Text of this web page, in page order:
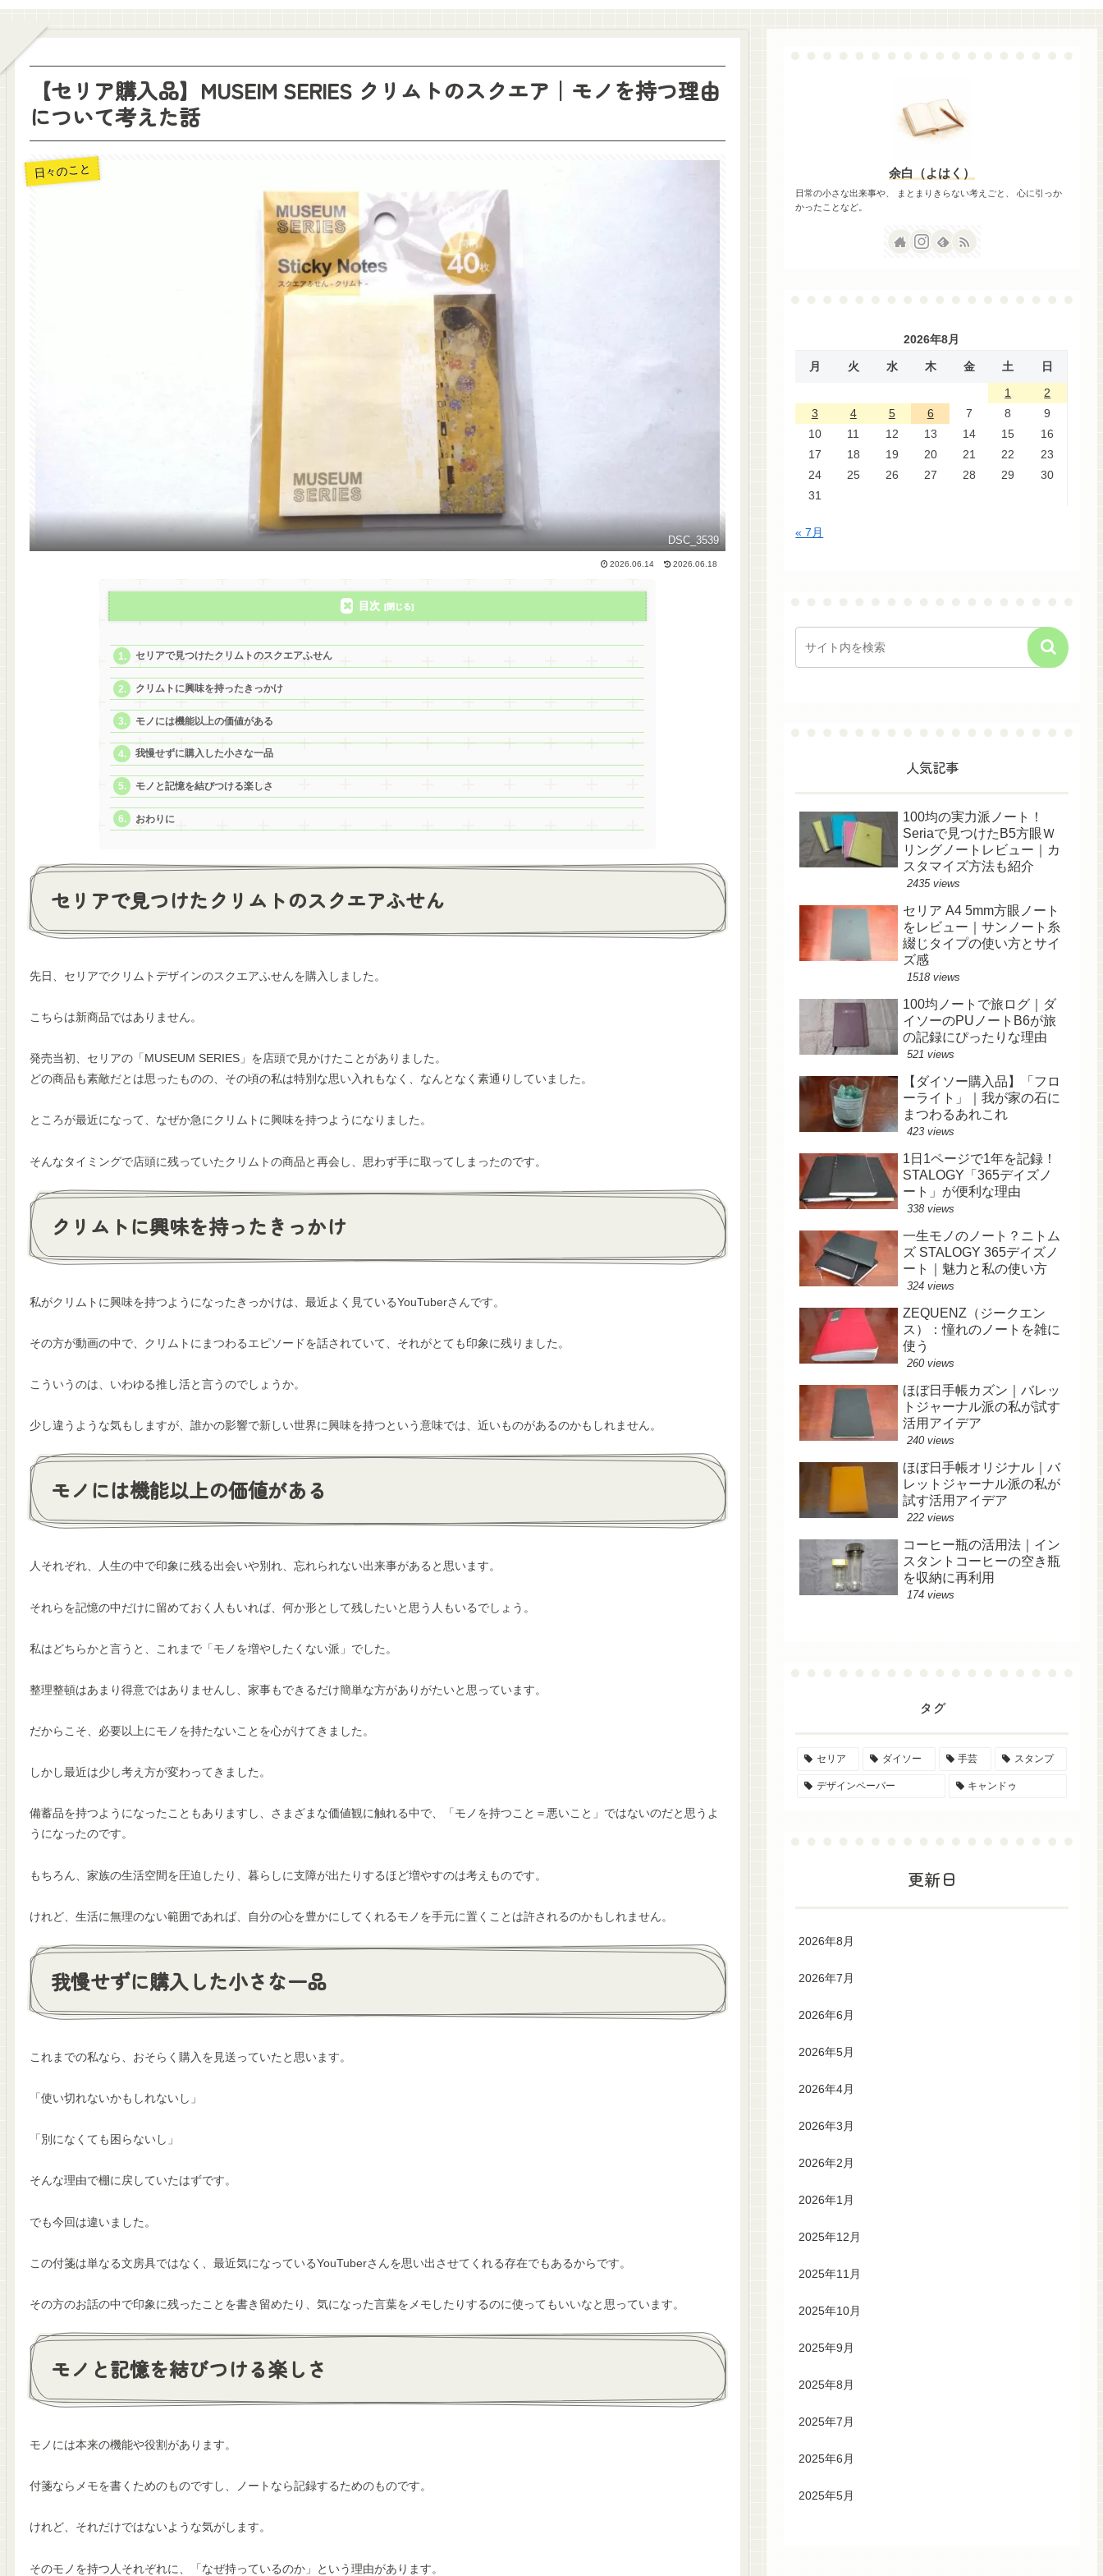
【セリア購入品】MUSEIM SERIES クリムトのスクエア｜モノを持つ理由
について考えた話
日々のこと
DSC_3539
2026.06.14 2026.06.18
目次
セリアで見つけたクリムトのスクエアふせん
クリムトに興味を持ったきっかけ
モノには機能以上の価値がある
我慢せずに購入した小さな一品
モノと記憶を結びつける楽しさ
おわりに
セリアで見つけたクリムトのスクエアふせん
先日、セリアでクリムトデザインのスクエアふせんを購入しました。
こちらは新商品ではありません。
発売当初、セリアの「MUSEUM SERIES」を店頭で見かけたことがありました。
どの商品も素敵だとは思ったものの、その頃の私は特別な思い入れもなく、なんとなく素通りしていました。
ところが最近になって、なぜか急にクリムトに興味を持つようになりました。
そんなタイミングで店頭に残っていたクリムトの商品と再会し、思わず手に取ってしまったのです。
クリムトに興味を持ったきっかけ
私がクリムトに興味を持つようになったきっかけは、最近よく見ているYouTuberさんです。
その方が動画の中で、クリムトにまつわるエピソードを話されていて、それがとても印象に残りました。
こういうのは、いわゆる推し活と言うのでしょうか。
少し違うような気もしますが、誰かの影響で新しい世界に興味を持つという意味では、近いものがあるのかもしれません。
モノには機能以上の価値がある
人それぞれ、人生の中で印象に残る出会いや別れ、忘れられない出来事があると思います。
それらを記憶の中だけに留めておく人もいれば、何か形として残したいと思う人もいるでしょう。
私はどちらかと言うと、これまで「モノを増やしたくない派」でした。
整理整頓はあまり得意ではありませんし、家事もできるだけ簡単な方がありがたいと思っています。
だからこそ、必要以上にモノを持たないことを心がけてきました。
しかし最近は少し考え方が変わってきました。
備蓄品を持つようになったこともありますし、さまざまな価値観に触れる中で、「モノを持つこと＝悪いこと」ではないのだと思うよ
うになったのです。
もちろん、家族の生活空間を圧迫したり、暮らしに支障が出たりするほど増やすのは考えものです。
けれど、生活に無理のない範囲であれば、自分の心を豊かにしてくれるモノを手元に置くことは許されるのかもしれません。
我慢せずに購入した小さな一品
これまでの私なら、おそらく購入を見送っていたと思います。
「使い切れないかもしれないし」
「別になくても困らないし」
そんな理由で棚に戻していたはずです。
でも今回は違いました。
この付箋は単なる文房具ではなく、最近気になっているYouTuberさんを思い出させてくれる存在でもあるからです。
その方のお話の中で印象に残ったことを書き留めたり、気になった言葉をメモしたりするのに使ってもいいなと思っています。
モノと記憶を結びつける楽しさ
モノには本来の機能や役割があります。
付箋ならメモを書くためのものですし、ノートなら記録するためのものです。
けれど、それだけではないような気がします。
そのモノを持つ人それぞれに、「なぜ持っているのか」という理由があります。
余白（よはく）
日常の小さな出来事や、 まとまりきらない考えごと、 心に引っか
かったことなど。
2026年8月
月 火 水 木 金 土
日
1
2
3
4 5 6 7 8
9
10
11 12 13 14 15
16
17
18 19 20 21 22
23
24
25 26 27 28 29
30
31
« 7月
人気記事
100均の実力派ノート！
Seriaで見つけたB5方眼Ｗ
リングノートレビュー｜カ
スタマイズ方法も紹介
2435 views
セリア A4 5mm方眼ノート
をレビュー｜サンノート糸
綴じタイプの使い方とサイ
ズ感
1518 views
100均ノートで旅ログ｜ダ
イソーのPUノートB6が旅
の記録にぴったりな理由
521 views
【ダイソー購入品】「フロ
ーライト」｜我が家の石に
まつわるあれこれ
423 views
1日1ページで1年を記録！
STALOGY「365デイズノ
ート」が便利な理由
338 views
一生モノのノート？ニトム
ズ STALOGY 365デイズノ
ート｜魅力と私の使い方
324 views
ZEQUENZ（ジークエン
ス）：憧れのノートを雑に
使う
260 views
ほぼ日手帳カズン｜バレッ
トジャーナル派の私が試す
活用アイデア
240 views
ほぼ日手帳オリジナル｜バ
レットジャーナル派の私が
試す活用アイデア
222 views
コーヒー瓶の活用法｜イン
スタントコーヒーの空き瓶
を収納に再利用
174 views
タグ
セリア ダイソー 手芸 スタンプ
デザインペーパー キャンドゥ
更新日
2026年8月
2026年7月
2026年6月
2026年5月
2026年4月
2026年3月
2026年2月
2026年1月
2025年12月
2025年11月
2025年10月
2025年9月
2025年8月
2025年7月
2025年6月
2025年5月